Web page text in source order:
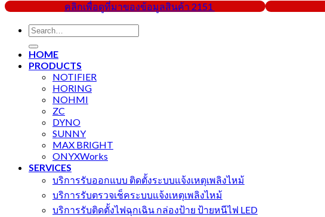
คลิกเพื่อดูที่มาของข้อมูลสินค้า 2151
Search
for:
HOME
PRODUCTS
NOTIFIER
HORING
NOHMI
ZC
DYNO
SUNNY
MAX BRIGHT
ONYXWorks
SERVICES
บริการรับออกแบบ ติดตั้งระบบแจ้งเหตุเพลิงไหม้
บริการรับตรวจเช็คระบบแจ้งเหตุเพลิงไหม้
บริการรับติดตั้งไฟฉุกเฉิน กล่องป้าย ป้ายหนีไฟ LED